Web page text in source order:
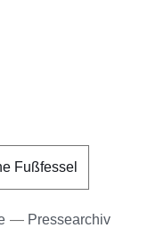
Fußfessel
Pressearchiv